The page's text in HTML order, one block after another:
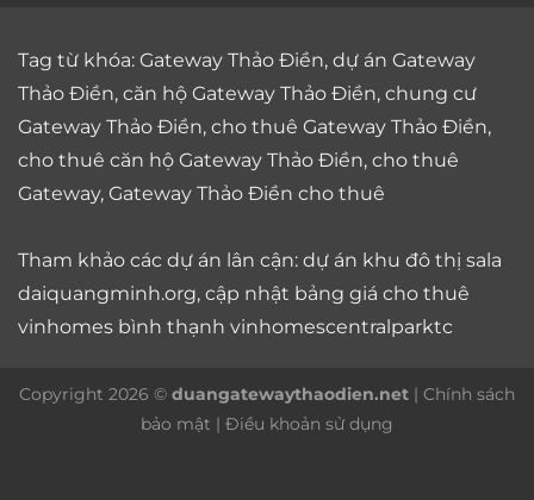
Tag từ khóa: Gateway Thảo Điền, dự án Gateway
Thảo Điền, căn hộ Gateway Thảo Điền, chung cư
Gateway Thảo Điền, cho thuê Gateway Thảo Điền,
cho thuê căn hộ Gateway Thảo Điền, cho thuê
Gateway, Gateway Thảo Điền cho thuê
Tham khảo các dự án lân cận: dự án khu đô thị sala
daiquangminh.org, cập nhật bảng giá cho thuê
vinhomes bình thạnh vinhomescentralparktc
Copyright 2026 © duangatewaythaodien.net | Chính sách
bảo mật | Điều khoản sử dụng